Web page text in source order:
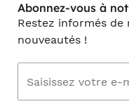
Abonnez-vous à
Restez informés de
nouveautés !